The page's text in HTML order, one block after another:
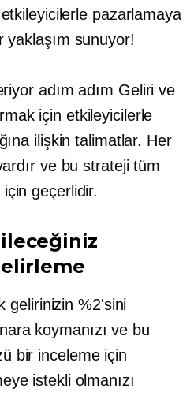
etkileyicilerle pazarlamaya
yaklaşım sunuyor!
adım adım Geliri ve
için etkileyicilerle
ilişkin talimatlar. Her
ve bu strateji tüm
geçerlidir.
gelirinizin %2'sini
koymanızı ve bu
bir inceleme için
istekli olmanızı